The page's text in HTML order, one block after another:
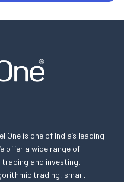
One is one of India’s leading
offer a wide range of
trading and investing,
trading, smart